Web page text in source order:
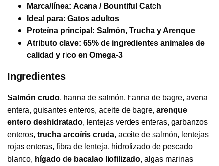
Marca/línea: Acana / Bountiful Catch
Ideal para: Gatos adultos
Proteína principal: Salmón, Trucha y Arenque
Atributo clave: 65% de ingredientes animales de
calidad y rico en Omega-3
Ingredientes
Salmón crudo, harina de salmón, harina de bagre, avena
entera, guisantes enteros, aceite de bagre, arenque
entero deshidratado, lentejas verdes enteras, garbanzos
enteros, trucha arcoíris cruda, aceite de salmón, lentejas
rojas enteras, fibra de lenteja, hidrolizado de pescado
blanco, hígado de bacalao liofilizado, algas marinas